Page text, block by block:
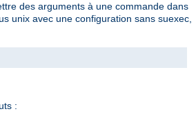
des arguments à une commande dans
unix avec une configuration sans suexec,
: